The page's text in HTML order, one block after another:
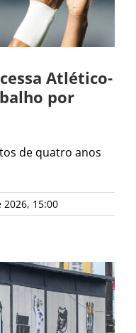
Atlético-
por
de quatro anos
2026, 15:00